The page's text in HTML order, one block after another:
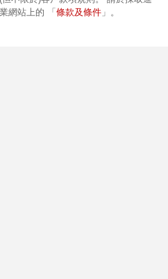
網站上的 「 條款及條件 」。